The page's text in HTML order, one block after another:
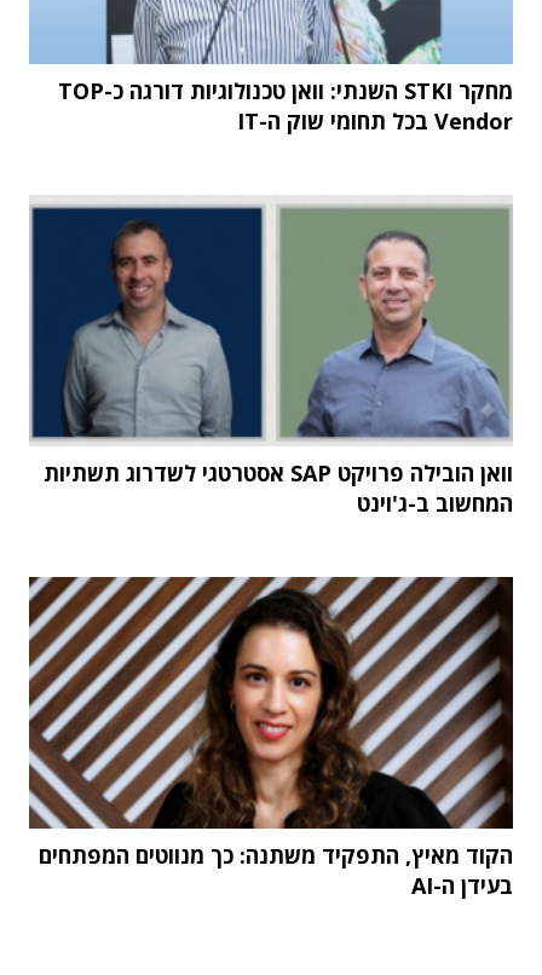
מחקר STKI השנתי: וואן טכנולוגיות דורגה כ-TOP
Vendor בכל תחומי שוק ה-IT
וואן הובילה פרויקט SAP אסטרטגי לשדרוג תשתיות
המחשוב ב-ג'וינט
הקוד מאיץ, התפקיד משתנה: כך מנווטים המפתחים
בעידן ה-AI